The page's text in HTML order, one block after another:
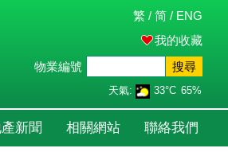
繁 / 简 / ENG
我的收藏
物業編號
搜尋
天氣: 33°C 65%
新聞 相關網站 聯絡我們